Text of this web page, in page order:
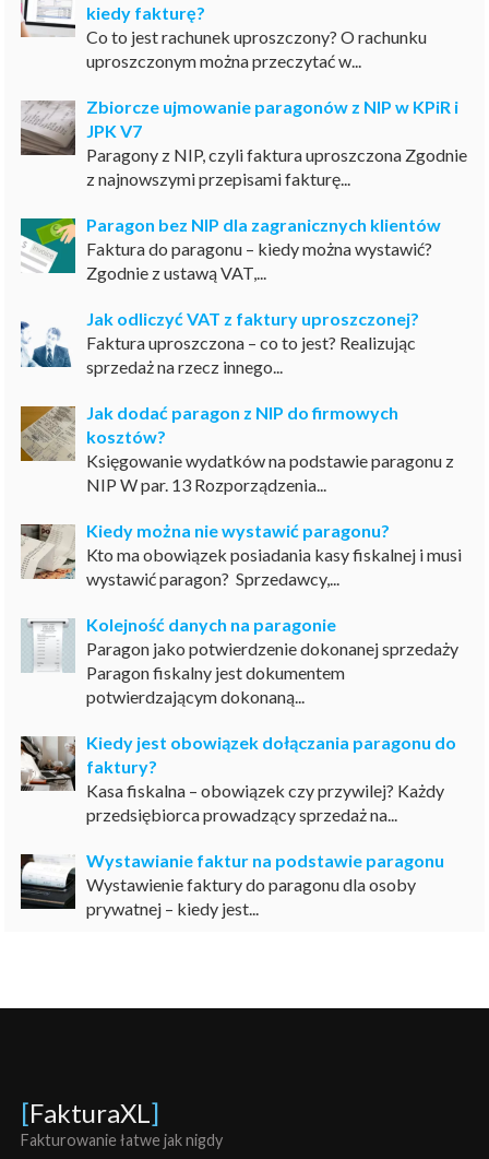
kiedy fakturę?
Co to jest rachunek uproszczony? O rachunku
uproszczonym można przeczytać w...
Zbiorcze ujmowanie paragonów z NIP w KPiR i
JPK V7
Paragony z NIP, czyli faktura uproszczona Zgodnie
z najnowszymi przepisami fakturę...
Paragon bez NIP dla zagranicznych klientów
Faktura do paragonu – kiedy można wystawić?
Zgodnie z ustawą VAT,...
Jak odliczyć VAT z faktury uproszczonej?
Faktura uproszczona – co to jest? Realizując
sprzedaż na rzecz innego...
Jak dodać paragon z NIP do firmowych
kosztów?
Księgowanie wydatków na podstawie paragonu z
NIP W par. 13 Rozporządzenia...
Kiedy można nie wystawić paragonu?
Kto ma obowiązek posiadania kasy fiskalnej i musi
wystawić paragon? Sprzedawcy,...
Kolejność danych na paragonie
Paragon jako potwierdzenie dokonanej sprzedaży
Paragon fiskalny jest dokumentem
potwierdzającym dokonaną...
Kiedy jest obowiązek dołączania paragonu do
faktury?
Kasa fiskalna – obowiązek czy przywilej? Każdy
przedsiębiorca prowadzący sprzedaż na...
Wystawianie faktur na podstawie paragonu
Wystawienie faktury do paragonu dla osoby
prywatnej – kiedy jest...
[FakturaXL]
Fakturowanie łatwe jak nigdy